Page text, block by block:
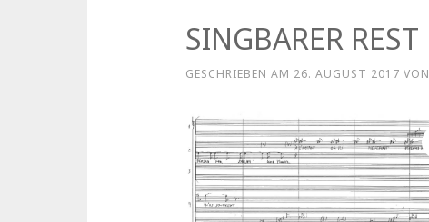
SINGBARER REST
GESCHRIEBEN AM 26. AUGUST 2017 VON